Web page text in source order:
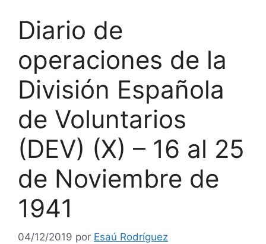
Diario de
operaciones de la
División Española
de Voluntarios
(DEV) (X) – 16 al 25
de Noviembre de
1941
04/12/2019 por Esaú Rodríguez